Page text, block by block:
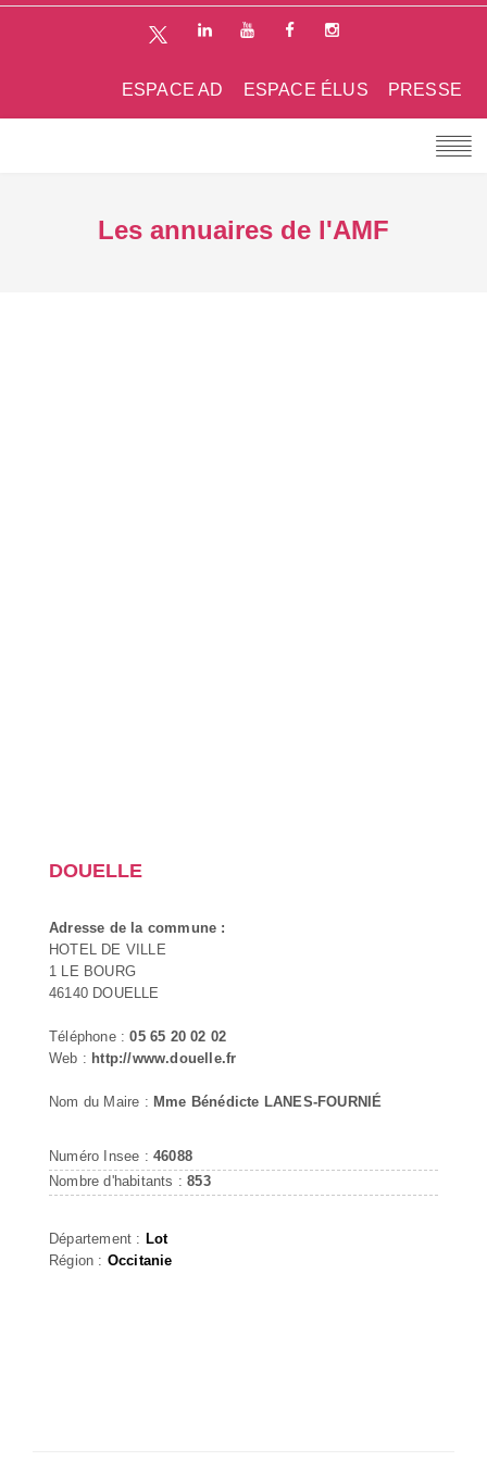
PRESSE
ESPACE ÉLUS
ESPACE AD
Les annuaires de l'AMF
DOUELLE
Adresse de la commune :
HOTEL DE VILLE
1 LE BOURG
46140 DOUELLE
Téléphone :05 65 20 02 02
Web : http://www.douelle.fr
Nom du Maire : Mme Bénédicte LANES-FOURNIÉ
Numéro Insee : 46088
Nombre d'habitants :853
Département : Lot
Région : Occitanie